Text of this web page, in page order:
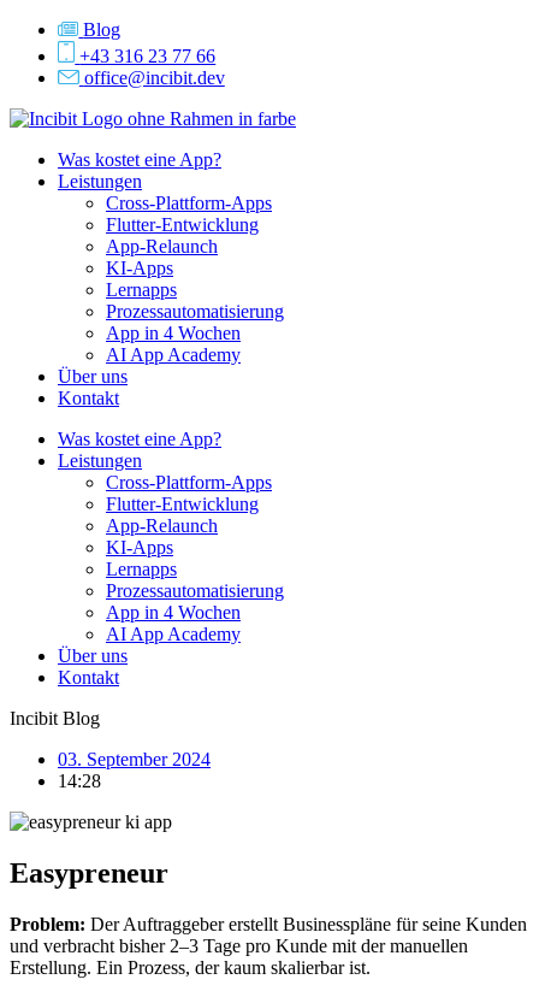
Zum
Inhalt
springen
Blog
+43 316 23 77 66
office@incibit.dev
Was kostet eine App?
Leistungen
Cross-Plattform-Apps
Flutter-Entwicklung
App-Relaunch
KI-Apps
Lernapps
Prozessautomatisierung
App in 4 Wochen
AI App Academy
Über uns
Kontakt
Was kostet eine App?
Leistungen
Cross-Plattform-Apps
Flutter-Entwicklung
App-Relaunch
KI-Apps
Lernapps
Prozessautomatisierung
App in 4 Wochen
AI App Academy
Über uns
Kontakt
Incibit Blog
03. September 2024
14:28
Easypreneur
Problem: Der Auftraggeber erstellt Businesspläne für seine Kunden
und verbracht bisher 2–3 Tage pro Kunde mit der manuellen
Erstellung. Ein Prozess, der kaum skalierbar ist.